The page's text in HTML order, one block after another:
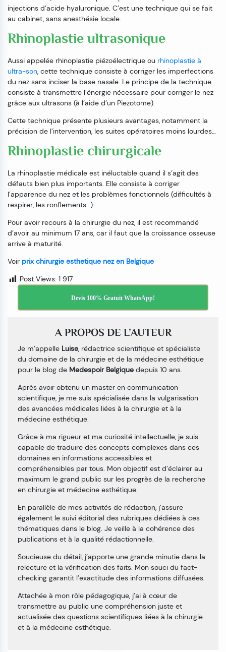
injections d’acide hyaluronique. C’est une technique qui se fait
au cabinet, sans anesthésie locale.
Rhinoplastie ultrasonique
Aussi appelée rhinoplastie piézoélectrique ou rhinoplastie à
ultra-son, cette technique consiste à corriger les imperfections
du nez sans inciser la base nasale. Le principe de la technique
consiste à transmettre l’énergie nécessaire pour corriger le nez
grâce aux ultrasons (à l’aide d’un Piezotome).
Cette technique présente plusieurs avantages, notamment la
précision de l’intervention, les suites opératoires moins lourdes…
Rhinoplastie chirurgicale
La rhinoplastie médicale est inéluctable quand il s’agit des
défauts bien plus importants. Elle consiste à corriger
l’apparence du nez et les problèmes fonctionnels (difficultés à
respirer, les ronflements…).
Pour avoir recours à la chirurgie du nez, il est recommandé
d’avoir au minimum 17 ans, car il faut que la croissance osseuse
arrive à maturité.
Voir prix chirurgie esthetique nez en Belgique
Post Views: 1 917
Devis 100% Gratuit WhatsApp!
A PROPOS DE L’AUTEUR
Je m’appelle Luise, rédactrice scientifique et spécialiste
du domaine de la chirurgie et de la médecine esthétique
pour le blog de Medespoir Belgique depuis 10 ans.
Après avoir obtenu un master en communication
scientifique, je me suis spécialisée dans la vulgarisation
des avancées médicales liées à la chirurgie et à la
médecine esthétique.
Grâce à ma rigueur et ma curiosité intellectuelle, je suis
capable de traduire des concepts complexes dans ces
domaines en informations accessibles et
compréhensibles par tous. Mon objectif est d’éclairer au
maximum le grand public sur les progrès de la recherche
en chirurgie et médecine esthétique.
En parallèle de mes activités de rédaction, j’assure
également le suivi éditorial des rubriques dédiées à ces
thématiques dans le blog. Je veille à la cohérence des
publications et à la qualité rédactionnelle.
Soucieuse du détail, j’apporte une grande minutie dans la
relecture et la vérification des faits. Mon souci du fact-
checking garantit l’exactitude des informations diffusées.
Attachée à mon rôle pédagogique, j’ai à cœur de
transmettre au public une compréhension juste et
actualisée des questions scientifiques liées à la chirurgie
et à la médecine esthétique.